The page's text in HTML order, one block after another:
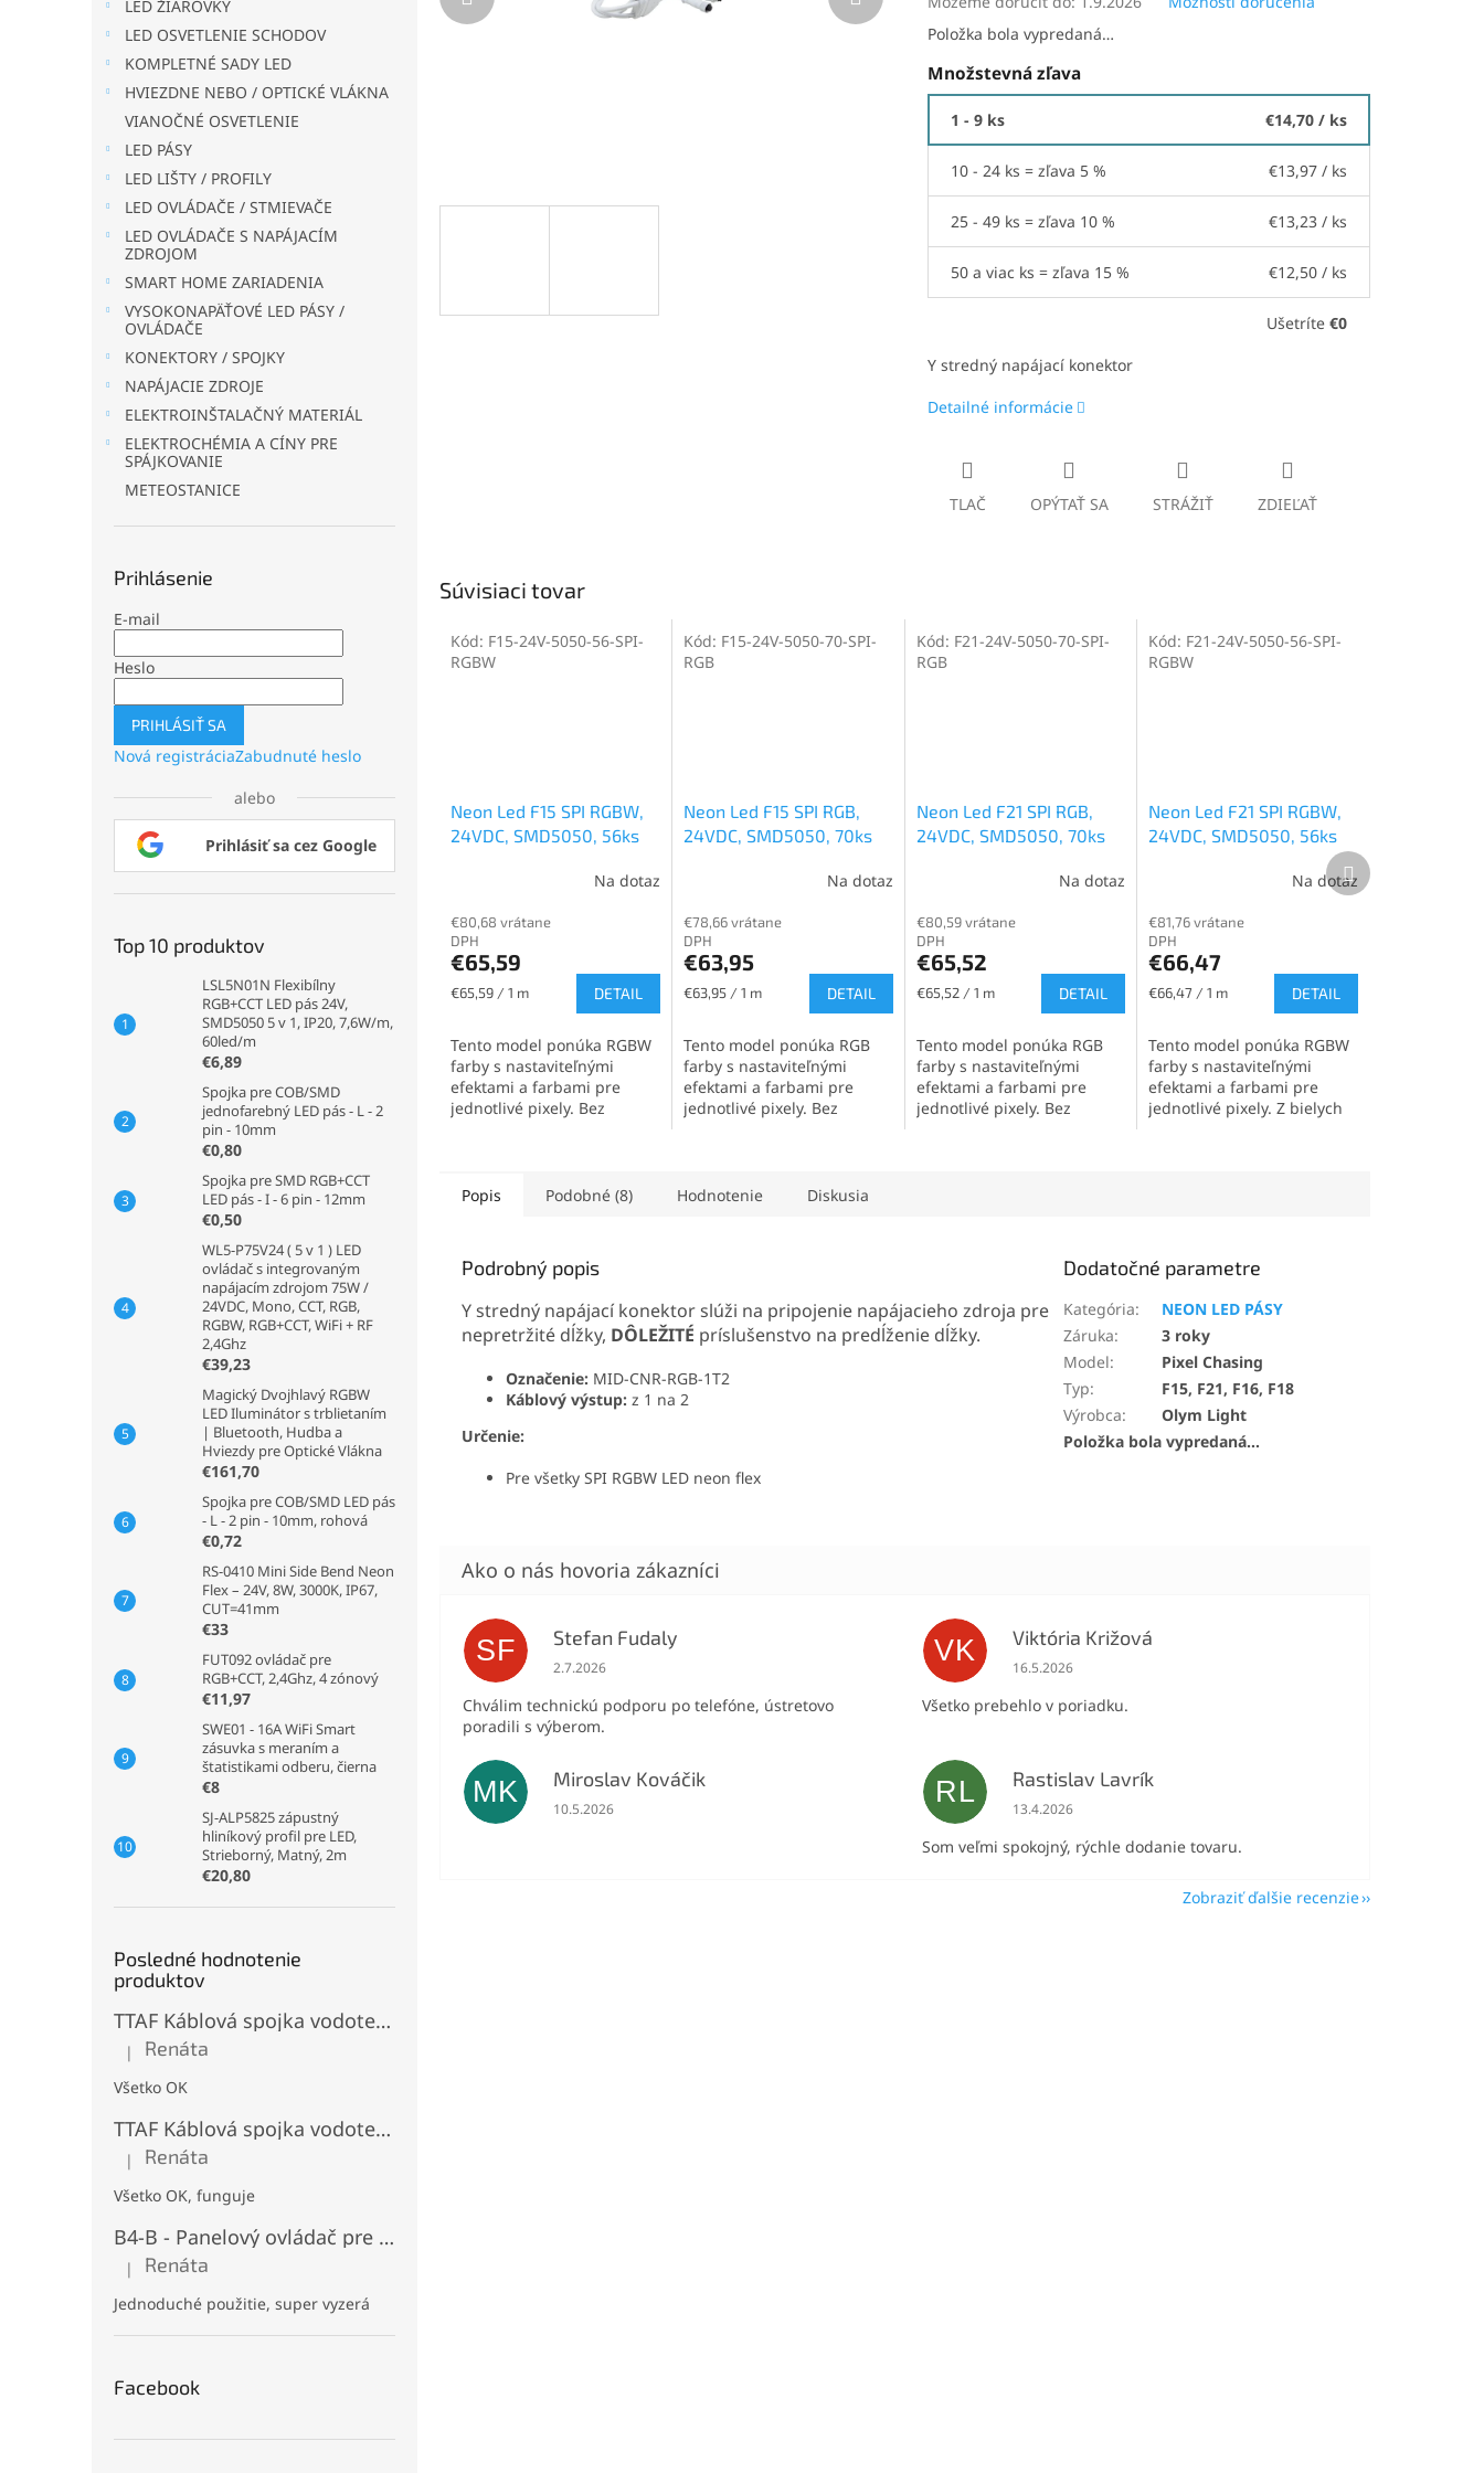
LED ŽIAROVKY
LED OSVETLENIE SCHODOV
KOMPLETNÉ SADY LED
HVIEZDNE NEBO / OPTICKÉ VLÁKNA
VIANOČNÉ OSVETLENIE
LED PÁSY
LED LIŠTY / PROFILY
LED OVLÁDAČE / STMIEVAČE
LED OVLÁDAČE S NAPÁJACÍM
ZDROJOM
SMART HOME ZARIADENIA
VYSOKONAPÄŤOVÉ LED PÁSY /
OVLÁDAČE
KONEKTORY / SPOJKY
NAPÁJACIE ZDROJE
ELEKTROINŠTALAČNÝ MATERIÁL
ELEKTROCHÉMIA A CÍNY PRE
SPÁJKOVANIE
METEOSTANICE
Prihlásenie
E-mail
Heslo
PRIHLÁSIŤ SA
Nová registráciaZabudnuté heslo
alebo
Prihlásiť sa cez Google
Top 10 produktov
LSL5N01N Flexibílny
RGB+CCT LED pás 24V,
SMD5050 5 v 1, IP20, 7,6W/m,
60led/m
€6,89
Spojka pre COB/SMD
jednofarebný LED pás - L - 2
pin - 10mm
€0,80
Spojka pre SMD RGB+CCT
LED pás - I - 6 pin - 12mm
€0,50
WL5-P75V24 ( 5 v 1 ) LED
ovládač s integrovaným
napájacím zdrojom 75W /
24VDC, Mono, CCT, RGB,
RGBW, RGB+CCT, WiFi + RF
2,4Ghz
€39,23
Magický Dvojhlavý RGBW
LED Iluminátor s trblietaním
| Bluetooth, Hudba a
Hviezdy pre Optické Vlákna
€161,70
Spojka pre COB/SMD LED pás
- L - 2 pin - 10mm, rohová
€0,72
RS-0410 Mini Side Bend Neon
Flex – 24V, 8W, 3000K, IP67,
CUT=41mm
€33
FUT092 ovládač pre
RGB+CCT, 2,4Ghz, 4 zónový
€11,97
SWE01 - 16A WiFi Smart
zásuvka s meraním a
štatistikami odberu, čierna
€8
SJ-ALP5825 zápustný
hliníkový profil pre LED,
Strieborný, Matný, 2m
€20,80
Posledné hodnotenie
produktov
TTAF Káblová spojka vodotesná IP68, Typu "T" , 3 pinová, 20A, 2,5mm², M20
Hodnotenie produktu je 5 z 5 hviezdičiek.
| Renáta
Všetko OK
TTAF Káblová spojka vodotesná IP68, "I" Priama, 3 pinová, 20A, 2,5mm², M20
Hodnotenie produktu je 5 z 5 hviezdičiek.
| Renáta
Všetko OK, funguje
B4-B - Panelový ovládač pre RGB+CCT LED, Čierny, Batériový 2xAAA (3V), Magnetický, RF 2,4GHz, 4 zóny
Hodnotenie produktu je 5 z 5 hviezdičiek.
| Renáta
Jednoduché použitie, super vyzerá
Facebook
Položka bola vypredaná…
Množstevná zľava
1 - 9 ks €14,70 / ks
10 - 24 ks = zľava 5 % €13,97 / ks
25 - 49 ks = zľava 10 % €13,23 / ks
50 a viac ks = zľava 15 % €12,50 / ks
Ušetríte €0
Y stredný napájací konektor
Detailné informácie
TLAČ OPÝTAŤ SA STRÁŽIŤ ZDIEĽAŤ
Súvisiaci tovar
Neon Led F15 SPI RGBW,
24VDC, SMD5050, 56ks
Na dotaz
€80,68 vrátane
DPH
€65,59
Jednotková
€65,59 / 1 m DETAIL
Tento model ponúka RGBW
farby s nastaviteľnými
efektami a farbami pre
jednotlivé pixely. Bez
Kód: F15-24V-5050-56-SPI-
RGBW
Neon Led F15 SPI RGB,
24VDC, SMD5050, 70ks
Na dotaz
€78,66 vrátane
DPH
€63,95
Jednotková
€63,95 / 1 m DETAIL
Tento model ponúka RGB
farby s nastaviteľnými
efektami a farbami pre
jednotlivé pixely. Bez
Kód: F15-24V-5050-70-SPI-
RGB
Neon Led F21 SPI RGB,
24VDC, SMD5050, 70ks
Na dotaz
€80,59 vrátane
DPH
€65,52
Jednotková
€65,52 / 1 m DETAIL
Tento model ponúka RGB
farby s nastaviteľnými
efektami a farbami pre
jednotlivé pixely. Bez
Kód: F21-24V-5050-70-SPI-
RGB
Neon Led F21 SPI RGBW,
24VDC, SMD5050, 56ks
Na dotaz
€81,76 vrátane
DPH
€66,47
Jednotková
€66,47 / 1 m DETAIL
Tento model ponúka RGBW
farby s nastaviteľnými
efektami a farbami pre
jednotlivé pixely. Z bielych
Kód: F21-24V-5050-56-SPI-
RGBW
Ďalší
produkt
Popis Podobné (8) Hodnotenie Diskusia
Podrobný popis
Y stredný napájací konektor slúži na pripojenie napájacieho zdroja pre
nepretržité dĺžky, DÔLEŽITÉ príslušenstvo na predĺženie dĺžky.
Označenie: MID-CNR-RGB-1T2
Káblový výstup: z 1 na 2
Určenie:
Pre všetky SPI RGBW LED neon flex
Dodatočné parametre
Kategória:
NEON LED PÁSY
Záruka:
3 roky
Model:
Pixel Chasing
Typ:
F15, F21, F16, F18
Výrobca:
Olym Light
Položka bola vypredaná…
SF Stefan Fudaly
Hodnotenie obchodu je 5 z 5 hviezdičiek.
2.7.2026
Chválim technickú podporu po telefóne, ústretovo
poradili s výberom.
VK Viktória Križová
Hodnotenie obchodu je 5 z 5 hviezdičiek.
16.5.2026
Všetko prebehlo v poriadku.
MK Miroslav Kováčik
Hodnotenie obchodu je 5 z 5 hviezdičiek.
10.5.2026
RL Rastislav Lavrík
Hodnotenie obchodu je 5 z 5 hviezdičiek.
13.4.2026
Som veľmi spokojný, rýchle dodanie tovaru.
Zobraziť ďalšie recenzie